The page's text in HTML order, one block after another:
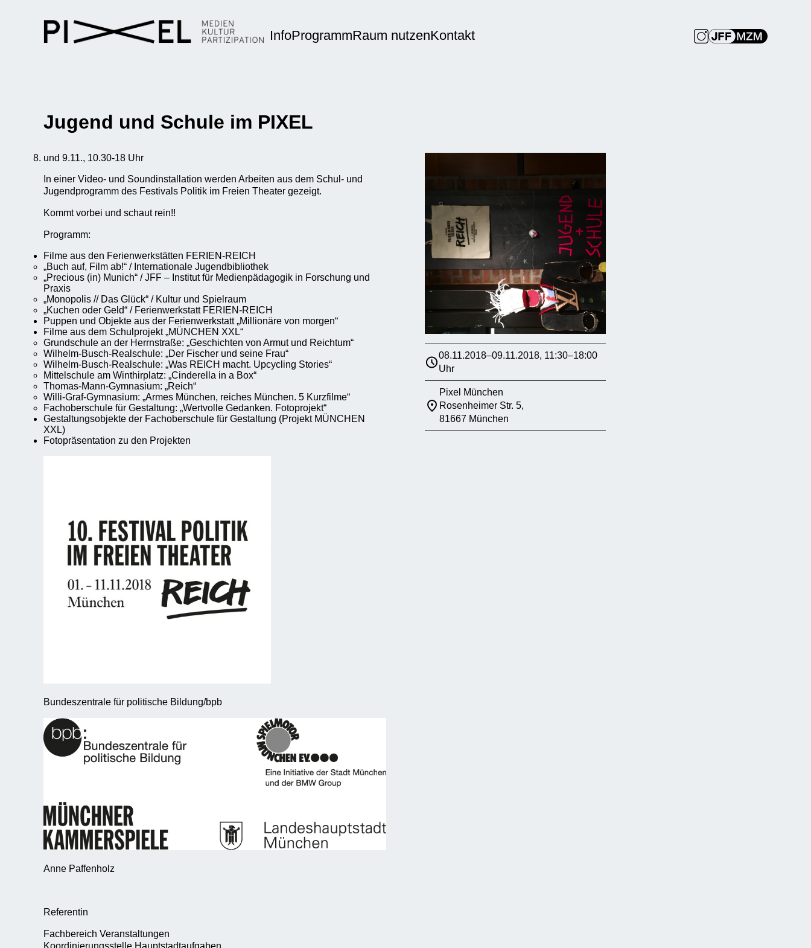
InfoProgrammRaum nutzenKontakt
Jugend und Schule im PIXEL
und 9.11., 10.30-18 Uhr
In einer Video- und Soundinstallation werden Arbeiten aus dem Schul- und
Jugendprogramm des Festivals Politik im Freien Theater gezeigt.
Kommt vorbei und schaut rein!!
Programm:
Filme aus den Ferienwerkstätten FERIEN-REICH
„Buch auf, Film ab!“ / Internationale Jugendbibliothek
„Precious (in) Munich“ / JFF – Institut für Medienpädagogik in Forschung und
Praxis
„Monopolis // Das Glück“ / Kultur und Spielraum
„Kuchen oder Geld“ / Ferienwerkstatt FERIEN-REICH
Puppen und Objekte aus der Ferienwerkstatt „Millionäre von morgen“
Filme aus dem Schulprojekt „MÜNCHEN XXL“
Grundschule an der Herrnstraße: „Geschichten von Armut und Reichtum“
Wilhelm-Busch-Realschule: „Der Fischer und seine Frau“
Wilhelm-Busch-Realschule: „Was REICH macht. Upcycling Stories“
Mittelschule am Winthirplatz: „Cinderella in a Box“
Thomas-Mann-Gymnasium: „Reich“
Willi-Graf-Gymnasium: „Armes München, reiches München. 5 Kurzfilme“
Fachoberschule für Gestaltung: „Wertvolle Gedanken. Fotoprojekt“
Gestaltungsobjekte der Fachoberschule für Gestaltung (Projekt MÜNCHEN
XXL)
Fotopräsentation zu den Projekten
Bundeszentrale für politische Bildung/bpb
Anne Paffenholz
Referentin
Fachbereich Veranstaltungen
Koordinierungsstelle Hauptstadtaufgaben
08.11.2018–09.11.2018, 11:30–18:00
Uhr
Pixel München
Rosenheimer Str. 5,
81667 München